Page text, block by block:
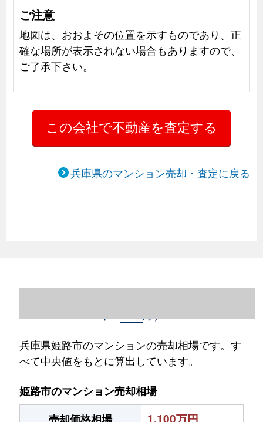
ご注意
地図は、おおよその位置を示すものであり、正
確な場所が表示されない場合もありますので、
ご了承下さい。
兵庫県のマンション売却・査定に戻る
兵庫県姫路市のマンション売却情報（2023
兵庫県姫路市のマンションの売却相場です。す
べて中央値をもとに算出しています。
姫路市のマンション売却相場